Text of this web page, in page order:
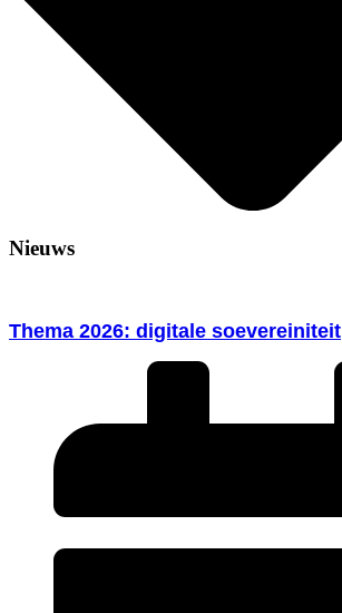
Nieuws
Thema 2026: digitale soevereiniteit